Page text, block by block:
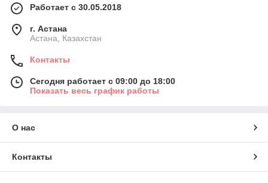
Работает с 30.05.2018
г. Астана
Астана, Казахстан
Контакты
Сегодня работает с 09:00 до 18:00
Показать весь график работы
О нас
Контакты